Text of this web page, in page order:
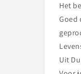
Het
Goed
Uit